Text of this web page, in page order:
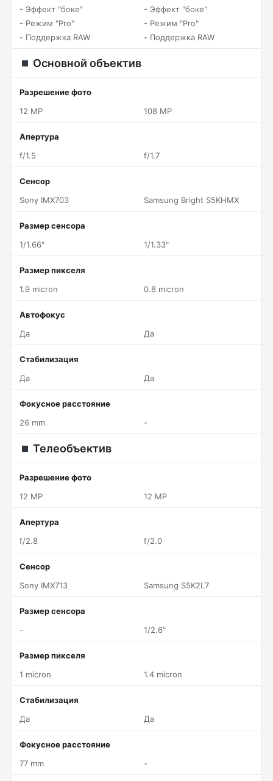
- Эффект "боке"
- Режим "Pro"
- Поддержка RAW
- Эффект "боке"
- Режим "Pro"
- Поддержка RAW
Основной объектив
Разрешение фото
12 MP
108 MP
Апертура
f/1.5
f/1.7
Сенсор
Sony IMX703
Samsung Bright S5KHMX
Размер сенсора
1/1.66"
1/1.33"
Размер пикселя
1.9 micron
0.8 micron
Автофокус
Да
Да
Стабилизация
Да
Да
Фокусное расстояние
26 mm
-
Телеобъектив
Разрешение фото
12 MP
12 MP
Апертура
f/2.8
f/2.0
Сенсор
Sony IMX713
Samsung S5K2L7
Размер сенсора
-
1/2.6"
Размер пикселя
1 micron
1.4 micron
Стабилизация
Да
Да
Фокусное расстояние
77 mm
-